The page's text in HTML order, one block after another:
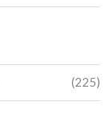
(225)